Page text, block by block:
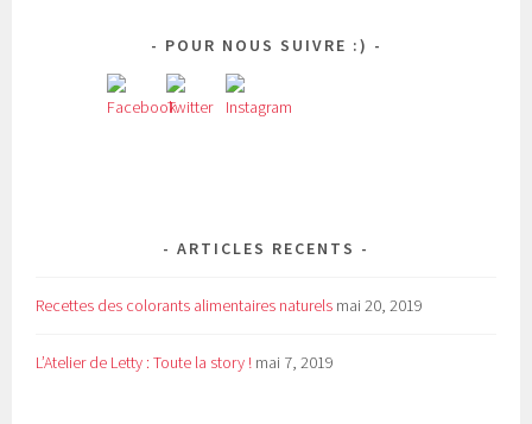
POUR NOUS SUIVRE :)
ARTICLES RECENTS
Recettes des colorants alimentaires naturels mai 20, 2019
L’Atelier de Letty : Toute la story ! mai 7, 2019